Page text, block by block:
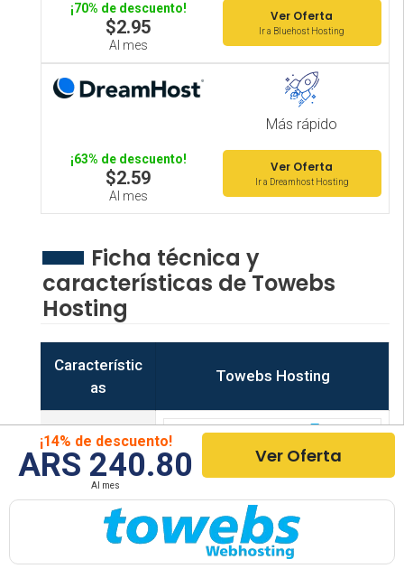
¡70% de descuento!
$2.95
Al mes
Ver Oferta
Ir a Bluehost Hosting
Más rápido
¡63% de descuento!
$2.59
Al mes
Ver Oferta
Ir a Dreamhost Hosting
Ficha técnica y
características de Towebs
Hosting
Característic
as
Towebs Hosting
Hosting
Ver Reseña Completa
Precio desde ARS 240.80
¡14% de descuento!
ARS 240.80
Al mes
Ver Oferta